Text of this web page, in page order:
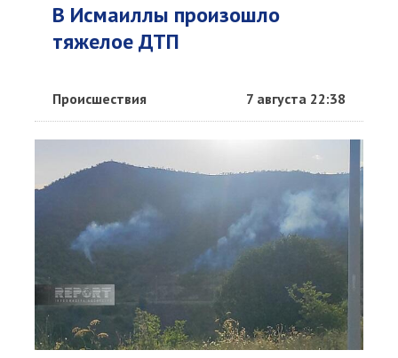
В Исмаиллы произошло
тяжелое ДТП
Происшествия 7 августа 22:38